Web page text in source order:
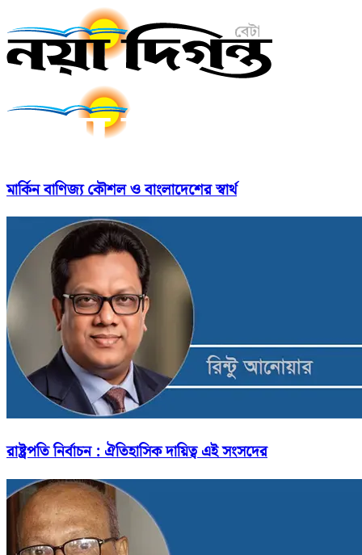
মার্কিন বাণিজ্য কৌশল ও বাংলাদেশের স্বার্থ
রাষ্ট্রপতি নির্বাচন : ঐতিহাসিক দায়িত্ব এই সংসদের